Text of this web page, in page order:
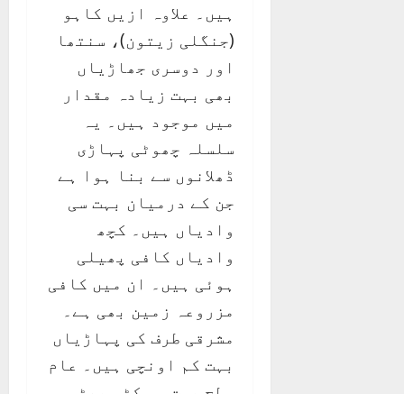
ہیں۔ علاوہ ازیں کاہو
(جنگلی زیتون)، سنتھا
اور دوسری جھاڑیاں
بھی بہت زیادہ مقدار
میں موجود ہیں۔ یہ
سلسلہ چھوٹی پہاڑی
ڈھلانوں سے بنا ہوا ہے
جن کے درمیان بہت سی
وادیاں ہیں۔ کچھ
وادیاں کافی پھیلی
ہوئی ہیں۔ ان میں کافی
مزروعہ زمین بھی ہے۔
مشرقی طرف کی پہاڑیاں
بہت کم اونچی ہیں۔ عام